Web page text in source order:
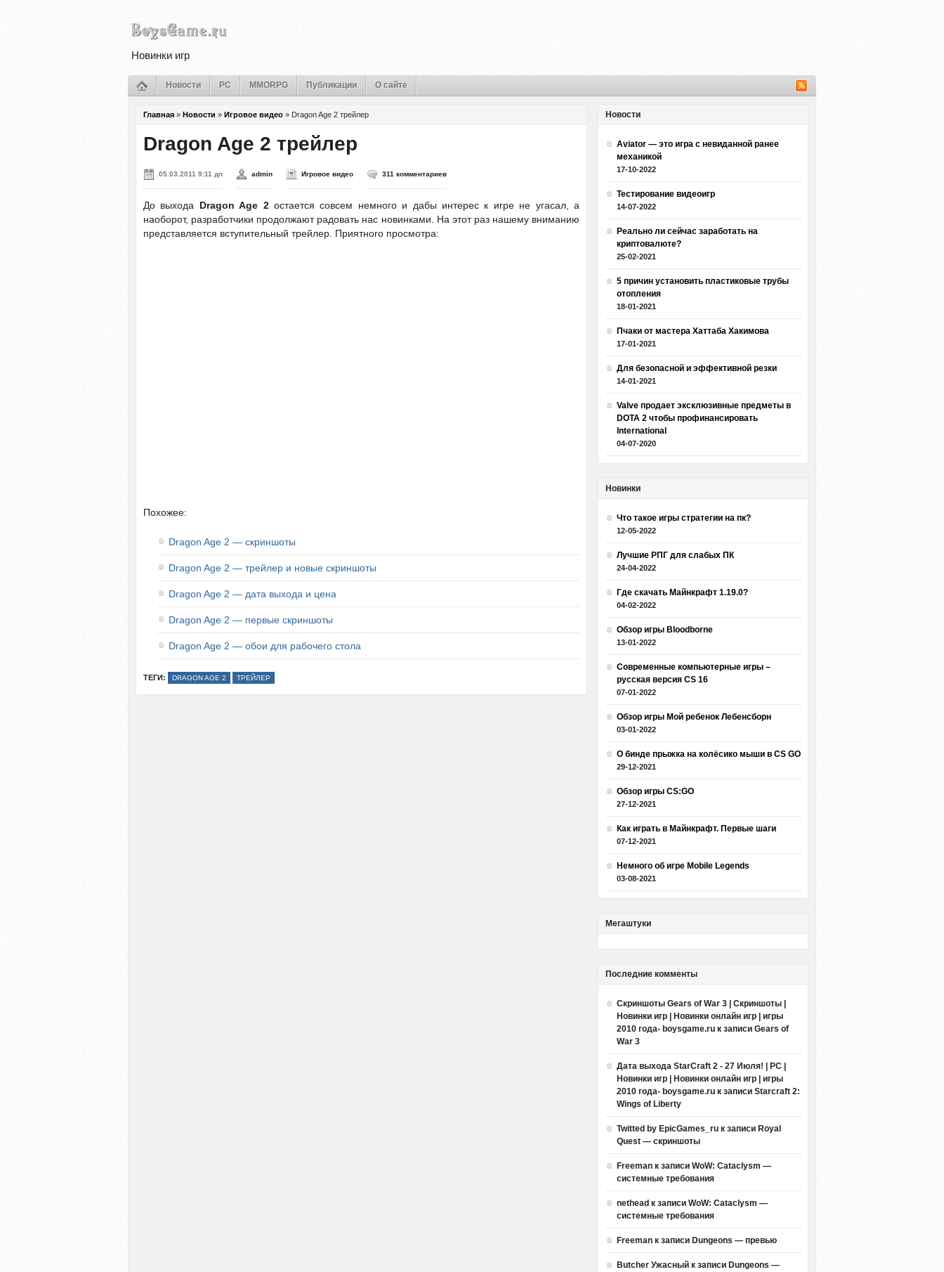
Новинки игр
Новости PC MMORPG Публикации О сайте
Главная » Новости » Игровое видео » Dragon Age 2 трейлер
Dragon Age 2 трейлер
05.03.2011 9:11 дп admin Игровое видео 311 комментариев
До выхода Dragon Age 2остается совсем немного и дабы интерес к игре не угасал, а
наоборот, разработчики продолжают радовать нас новинками. На этот раз нашему вниманию
представляется вступительный трейлер. Приятного просмотра:
Похожее:
Dragon Age 2 — скриншоты
Dragon Age 2 — трейлер и новые скриншоты
Dragon Age 2 — дата выхода и цена
Dragon Age 2 — первые скриншоты
Dragon Age 2 — обои для рабочего стола
ТЕГИ: DRAGON AGE 2 ТРЕЙЛЕР
Новости
Aviator — это игра с невиданной ранее
механикой
17-10-2022
Тестирование видеоигр
14-07-2022
Реально ли сейчас заработать на
криптовалюте?
25-02-2021
5 причин установить пластиковые трубы
отопления
18-01-2021
Пчаки от мастера Хаттаба Хакимова
17-01-2021
Для безопасной и эффективной резки
14-01-2021
Valve продает эксклюзивные предметы в
DOTA 2 чтобы профинансировать
International
04-07-2020
Новинки
Что такое игры стратегии на пк?
12-05-2022
Лучшие РПГ для слабых ПК
24-04-2022
Где скачать Майнкрафт 1.19.0?
04-02-2022
Обзор игры Bloodborne
13-01-2022
Современные компьютерные игры –
русская версия CS 16
07-01-2022
Обзор игры Мой ребенок Лебенсборн
03-01-2022
О бинде прыжка на колёсико мыши в CS GO
29-12-2021
Обзор игры CS:GO
27-12-2021
Как играть в Майнкрафт. Первые шаги
07-12-2021
Немного об игре Mobile Legends
03-08-2021
Мегаштуки
Последние комменты
Скриншоты Gears of War 3 | Скриншоты |
Новинки игр | Новинки онлайн игр | игры
2010 года- boysgame.ru к записи Gears of
War 3
Дата выхода StarCraft 2 - 27 Июля! | PC |
Новинки игр | Новинки онлайн игр | игры
2010 года- boysgame.ru к записи Starcraft 2:
Wings of Liberty
Twitted by EpicGames_ru к записи Royal
Quest — скриншоты
Freeman к записи WoW: Cataclysm —
системные требования
nethead к записи WoW: Cataclysm —
системные требования
Freeman к записи Dungeons — превью
Butcher Ужасный к записи Dungeons —